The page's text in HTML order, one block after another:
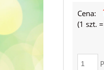
Cena:
(1szt.